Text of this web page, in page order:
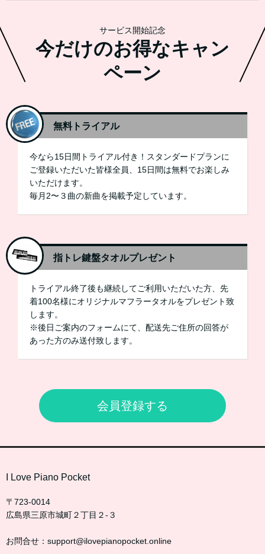
サービス開始記念
今だけのお得なキャン
ペーン
無料トライアル
今なら15日間トライアル付き！スタンダードプランに
ご登録いただいた皆様全員、15日間は無料でお楽しみ
いただけます。
毎月2〜３曲の新曲を掲載予定しています。
指トレ鍵盤タオルプレゼント
トライアル終了後も継続してご利用いただいた方、先
着100名様にオリジナルマフラータオルをプレゼント致
します。
※後日ご案内のフォームにて、配送先ご住所の回答が
あった方のみ送付致します。
会員登録する
I Love Piano Pocket
〒723-0014
広島県三原市城町２丁目２-３
お問合せ：support@ilovepianopocket.online